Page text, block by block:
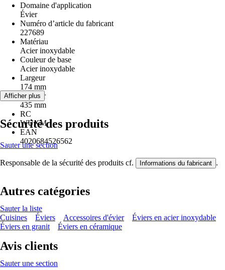
Domaine d'application
Évier
Numéro d’article du fabricant
227689
Matériau
Acier inoxydable
Couleur de base
Acier inoxydable
Largeur
174 mm
Hauteur
435 mm
RC
WUXM
EAN
4020684526562
Afficher plus
Sécurité des produits
Sauter une section
Responsable de la sécurité des produits cf. Informations du fabricant .
Autres catégories
Sauter la liste
Cuisines
Éviers Accessoires d'évier
Éviers en acier inoxydable
Éviers en granit
Éviers en céramique
Avis clients
Sauter une section